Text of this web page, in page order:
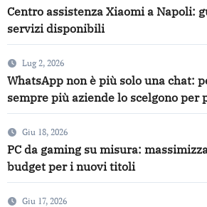
Centro assistenza Xiaomi a Napoli:
servizi disponibili
Lug 2, 2026
WhatsApp non è più solo una chat:
sempre più aziende lo scelgono per
con i clienti
Giu 18, 2026
PC da gaming su misura:
budget per i nuovi titoli
Giu 17, 2026